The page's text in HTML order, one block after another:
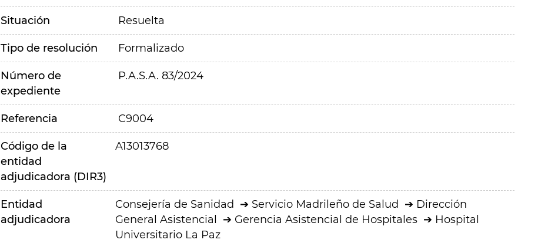
Situación Resuelta
Tipo de resolución Formalizado
Número de
expediente
P.A.S.A. 83/2024
Referencia C9004
Código de la
entidad
adjudicadora (DIR3)
A13013768
Entidad
adjudicadora
Consejería de Sanidad Servicio Madrileño de Salud
Dirección
General Asistencial
Gerencia Asistencial de Hospitales
Hospital
Universitario La Paz